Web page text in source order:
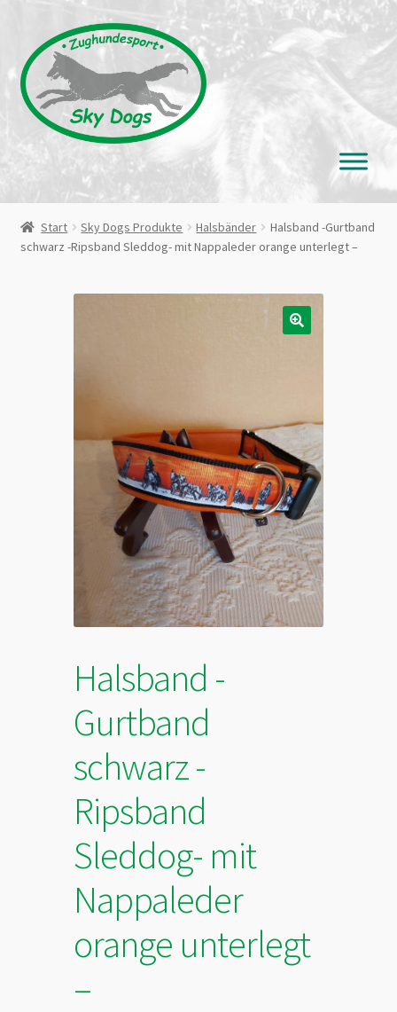
Navigation
springen
Inhalt
springen
Start Sky Dogs Produkte Halsbänder
Halsband -Gurtband
schwarz -Ripsband Sleddog- mit Nappaleder orange unterlegt –
Halsband -
Gurtband
schwarz -
Ripsband
Sleddog- mit
Nappaleder
orange unterlegt
–